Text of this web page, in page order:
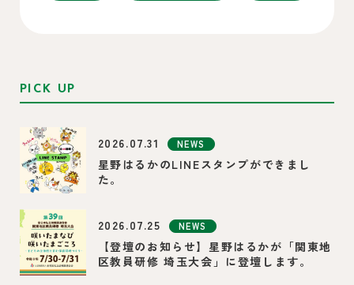
PICK UP
2026.07.31 NEWS
星野はるかのLINEスタンプができまし
た。
2026.07.25 NEWS
【登壇のお知らせ】星野はるかが「関東地
区教員研修 埼玉大会」に登壇します。